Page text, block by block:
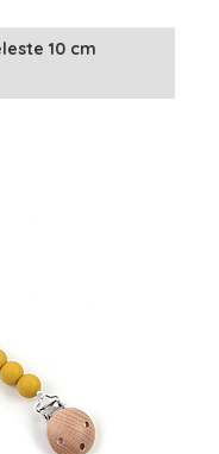
10 cm